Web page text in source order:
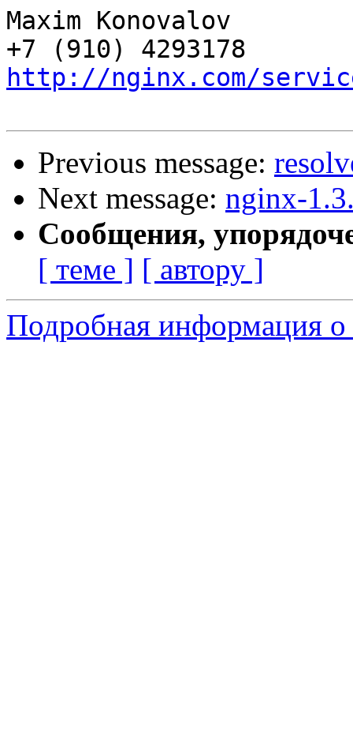
Maxim Konovalov
http://nginx.com/
Previous message:
Next message: nginx-
Сообщения,
[ теме ] [ автору ]
Подробная информация